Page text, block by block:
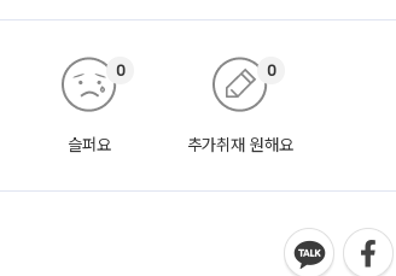
슬퍼요
0
추가취재 원해요
0